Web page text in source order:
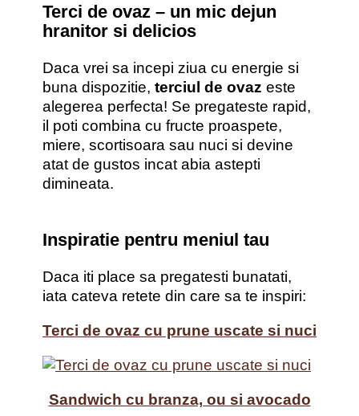
Terci de ovaz – un mic dejun
hranitor si delicios
Daca vrei sa incepi ziua cu energie si
buna dispozitie, terciul de ovaz este
alegerea perfecta! Se pregateste rapid,
il poti combina cu fructe proaspete,
miere, scortisoara sau nuci si devine
atat de gustos incat abia astepti
dimineata.
Inspiratie pentru meniul tau
Daca iti place sa pregatesti bunatati,
iata cateva retete din care sa te inspiri:
Terci de ovaz cu prune uscate si nuci
Sandwich cu branza, ou si avocado